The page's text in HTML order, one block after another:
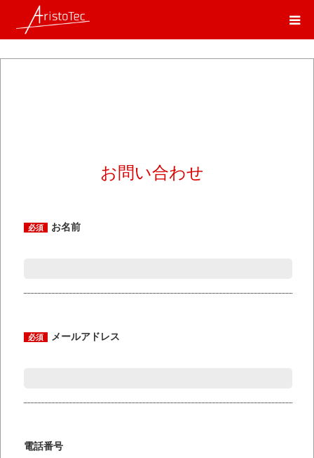
ホームお問い合わせ
お問い合わせ
必須 お名前
必須 メールアドレス
電話番号